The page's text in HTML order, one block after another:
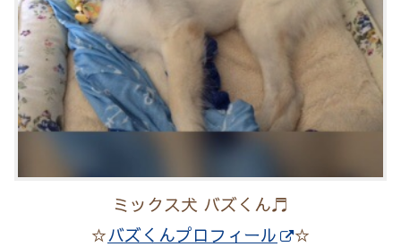
ミックス犬 バズくん♬
☆バズくんプロフィール ☆